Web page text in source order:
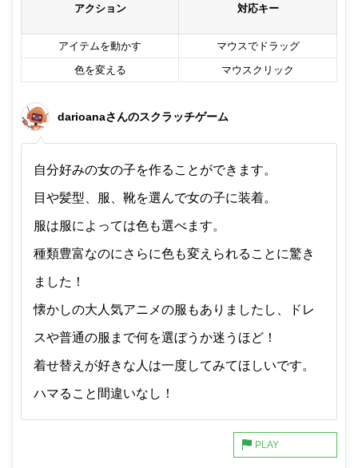
アクション 対応キー
アイテムを動かす
マウスでドラッグ
色を変える
マウスクリック
darioanaさんのスクラッチゲーム
自分好みの女の子を作ることができます。
目や髪型、服、靴を選んで女の子に装着。
服は服によっては色も選べます。
種類豊富なのにさらに色も変えられることに驚き
ました！
懐かしの大人気アニメの服もありましたし、ドレ
スや普通の服まで何を選ぼうか迷うほど！
着せ替えが好きな人は一度してみてほしいです。
ハマること間違いなし！